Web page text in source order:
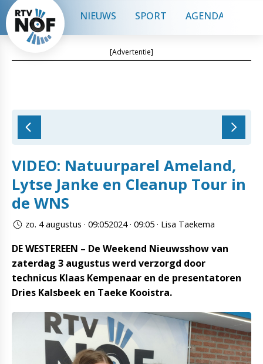
NIEUWS SPORT AGENDA
[Advertentie]
VIDEO: Natuurparel Ameland,
Lytse Janke en Cleanup Tour in
de WNS
zo. 4 augustus · 09:052024 · 09:05 · Lisa Taekema
DE WESTEREEN – De Weekend Nieuwsshow van
zaterdag 3 augustus werd verzorgd door
technicus Klaas Kempenaar en de presentatoren
Dries Kalsbeek en Taeke Kooistra.